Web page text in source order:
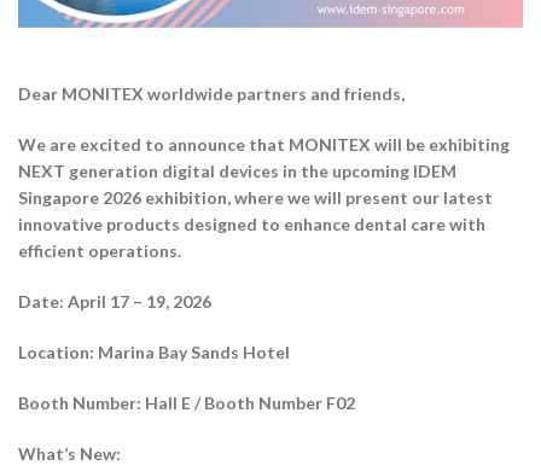
Dear MONITEX worldwide partners and friends,
We are excited to announce that MONITEX will be exhibiting
NEXT generation digital devices in the upcoming IDEM
Singapore 2026 exhibition, where we will present our latest
innovative products designed to enhance dental care with
efficient operations.
Date: April 17 – 19, 2026
Location: Marina Bay Sands Hotel
Booth Number: Hall E / Booth Number F02
What’s New: